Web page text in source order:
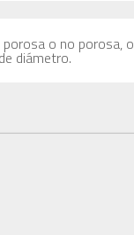
o no porosa, o
diámetro.